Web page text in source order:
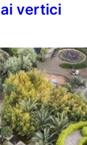
vertici